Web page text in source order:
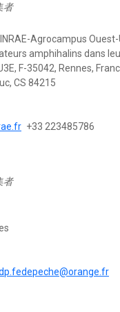
者
INRAE-Agrocampus
amphihalins dans
F-35042, Rennes,
CS 84215
+33 223485786
者